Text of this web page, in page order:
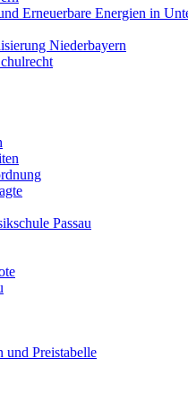
Erneuerbare Energien in
Niederbayern
Passau
und Preistabelle